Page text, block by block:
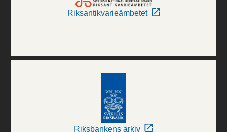
Riksantikvarieämbetet
Riksbankens arkiv